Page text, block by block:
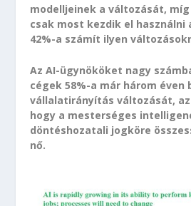
modelljeinek a változását,
csak most kezdik el használni
42%-a számít ilyen
Az AI-ügynököket nagy
cégek 58%-a már három éven
vállalatirányítás változását,
hogy a mesterséges
döntéshozatali jogköre
nő.